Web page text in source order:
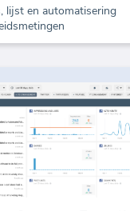
lijst en automatisering